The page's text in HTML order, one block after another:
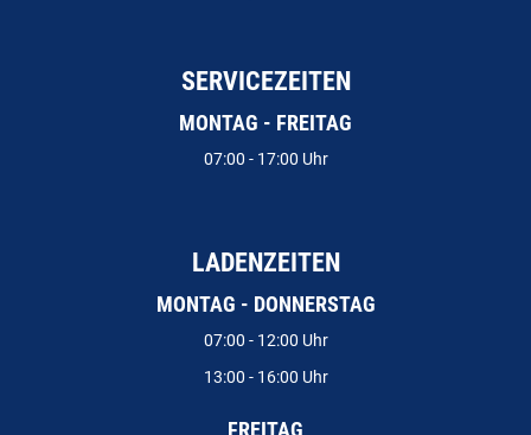
SERVICEZEITEN
MONTAG - FREITAG
07:00 - 17:00 Uhr
LADENZEITEN
MONTAG - DONNERSTAG
07:00 - 12:00 Uhr
13:00 - 16:00 Uhr
FREITAG